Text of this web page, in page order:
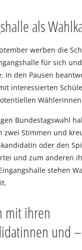
als
werben die
für sich
In den Pausen
interessierten
Bundestagswahl
zwei Stimmen und
oder den
und zum anderen
stehen
mit ihren
und